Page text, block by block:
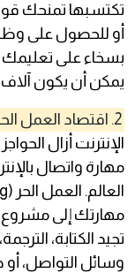
تكتسبها تمنحك
أو للحصول على
بسخاء على تعليمك
يمكن أن يكون
2. اقتصاد العمل الحر: تحويل المهارات إلى مشروع جانبي
الإنترنت أزال
مهارة واتصال
مهارتك إلى مشروع
تجيد الكتابة،
وسائل التواصل،